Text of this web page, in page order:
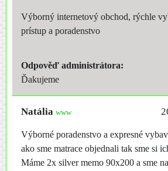
Výborný internetový obchod, rýchle
prístup a poradenstvo
Odpověď administrátora:
Ďakujeme
Natália www
Výborné poradenstvo a expresné
ako sme matrace objednali tak sme si
Máme 2x silver memo 90x200 a sme